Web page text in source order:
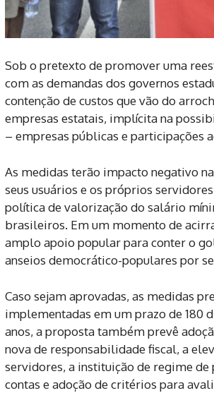
Sob o pretexto de promover uma
com as demandas dos governos
contenção de custos que vão do
empresas estatais, implícita na
– empresas públicas e participações
As medidas terão impacto negativo
seus usuários e os próprios
política de valorização do salário
brasileiros. Em um momento de
amplo apoio popular para conter o
anseios democrático-populares por
Caso sejam aprovadas, as medidas
implementadas em um prazo de 180
anos, a proposta também prevê
nova de responsabilidade fiscal, a
servidores, a instituição de regime
contas e adoção de critérios para